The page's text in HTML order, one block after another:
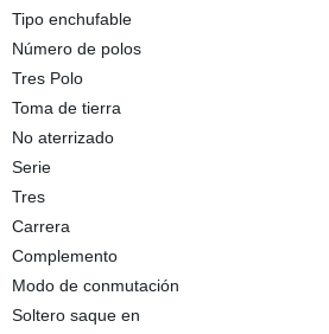
Tipo enchufable
Número de polos
Tres Polo
Toma de tierra
No aterrizado
Serie
Tres
Carrera
Complemento
Modo de conmutación
Soltero saque en